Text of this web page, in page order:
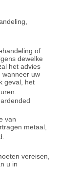
of
dewelke
het advies
wanneer uw
geval, het
van
metaal,
vereisen,
u in